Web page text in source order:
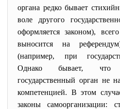
органа редко бывает
воле другого
оформляется законом),
выносится на
(например, при
Однако бывает, что
государственный орган не
компетенцией. В этом
законы самоорганизации: